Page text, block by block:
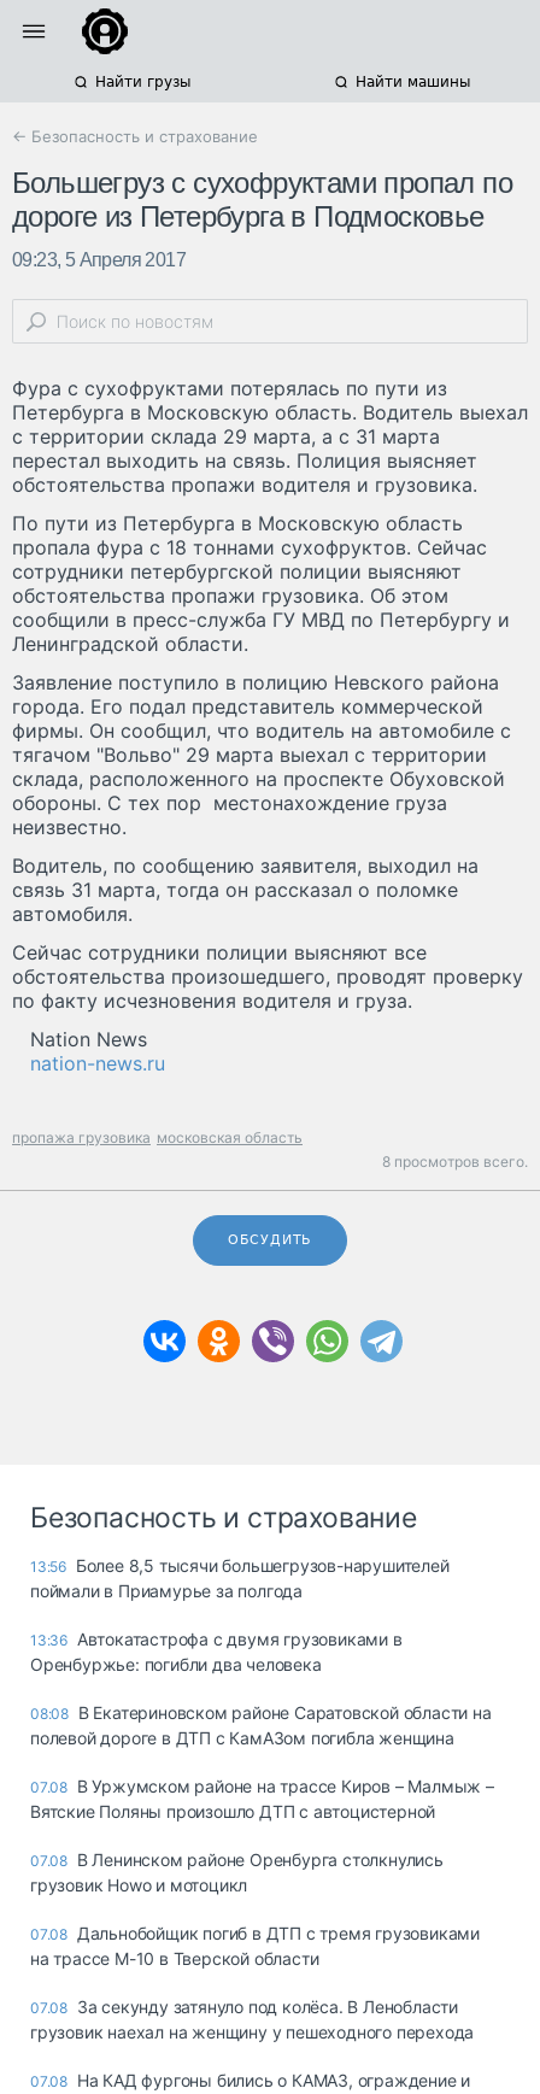
Найти грузы Найти машины
← Безопасность и страхование
Большегруз с сухофруктами пропал по
дороге из Петербурга в Подмосковье
09:23, 5 Апреля 2017
Фура с сухофруктами потерялась по пути из
Петербурга в Московскую область. Водитель выехал
с территории склада 29 марта, а с 31 марта
перестал выходить на связь. Полиция выясняет
обстоятельства пропажи водителя и грузовика.
По пути из Петербурга в Московскую область
пропала фура с 18 тоннами сухофруктов. Сейчас
сотрудники петербургской полиции выясняют
обстоятельства пропажи грузовика. Об этом
сообщили в пресс-служба ГУ МВД по Петербургу и
Ленинградской области.
Заявление поступило в полицию Невского района
города. Его подал представитель коммерческой
фирмы. Он сообщил, что водитель на автомобиле с
тягачом "Вольво" 29 марта выехал с территории
склада, расположенного на проспекте Обуховской
обороны. С тех пор местонахождение груза
неизвестно.
Водитель, по сообщению заявителя, выходил на
связь 31 марта, тогда он рассказал о поломке
автомобиля.
Сейчас сотрудники полиции выясняют все
обстоятельства произошедшего, проводят проверку
по факту исчезновения водителя и груза.
Nation News
nation-news.ru
пропажа грузовика московская область
8 просмотров всего.
ОБСУДИТЬ
Безопасность и страхование
13:56 Более 8,5 тысячи большегрузов-нарушителей
поймали в Приамурье за полгода
13:36 Автокатастрофа с двумя грузовиками в
Оренбуржье: погибли два человека
08:08 В Екатериновском районе Саратовской области на
полевой дороге в ДТП с КамАЗом погибла женщина
07.08 В Уржумском районе на трассе Киров – Малмыж –
Вятские Поляны произошло ДТП с автоцистерной
07.08 В Ленинском районе Оренбурга столкнулись
грузовик Howo и мотоцикл
07.08 Дальнобойщик погиб в ДТП с тремя грузовиками
на трассе М-10 в Тверской области
07.08 За секунду затянуло под колёса. В Ленобласти
грузовик наехал на женщину у пешеходного перехода
07.08 На КАД фургоны бились о КАМАЗ, ограждение и